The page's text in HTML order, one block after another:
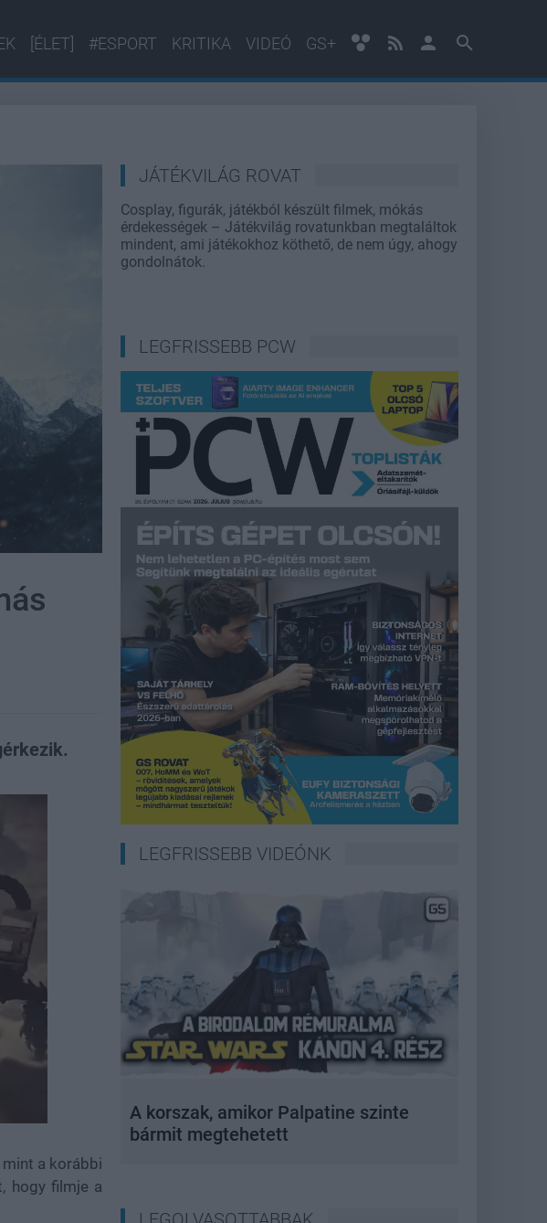
[ÉLET] #ESPORT KRITIKA VIDEÓ GS+
mint a korábbi
hogy filmje a
JÁTÉKVILÁG ROVAT
Cosplay, figurák, játékból készült filmek, mókás
érdekességek – Játékvilág rovatunkban megtaláltok
mindent, ami játékokhoz köthető, de nem úgy, ahogy
gondolnátok.
LEGFRISSEBB PCW
LEGFRISSEBB VIDEÓNK
A korszak, amikor Palpatine szinte
bármit megtehetett